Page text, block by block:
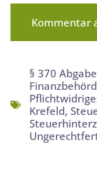
§ 370
Krefeld,